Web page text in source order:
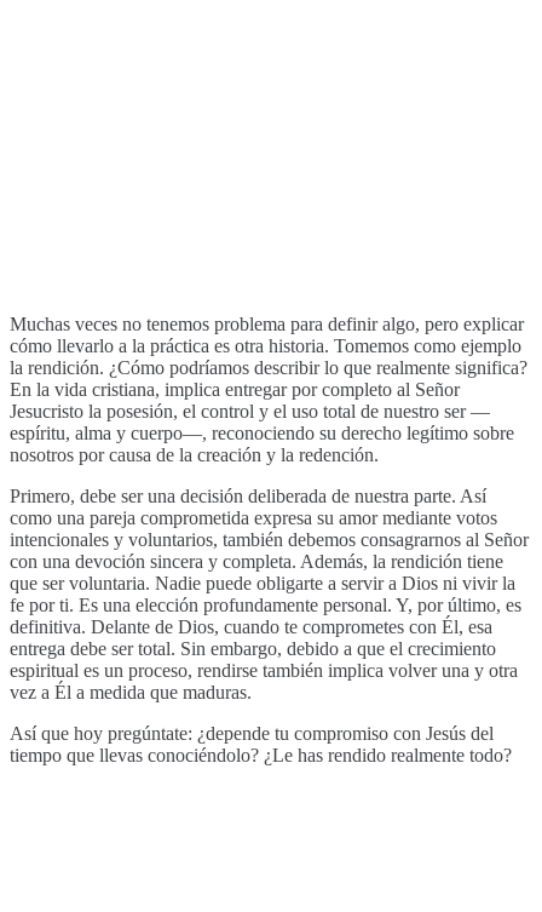
Muchas veces no tenemos problema para definir algo, pero explicar
cómo llevarlo a la práctica es otra historia. Tomemos como ejemplo
la rendición. ¿Cómo podríamos describir lo que realmente significa?
En la vida cristiana, implica entregar por completo al Señor
Jesucristo la posesión, el control y el uso total de nuestro ser —
espíritu, alma y cuerpo—, reconociendo su derecho legítimo sobre
nosotros por causa de la creación y la redención.
Primero, debe ser una decisión deliberada de nuestra parte. Así
como una pareja comprometida expresa su amor mediante votos
intencionales y voluntarios, también debemos consagrarnos al Señor
con una devoción sincera y completa. Además, la rendición tiene
que ser voluntaria. Nadie puede obligarte a servir a Dios ni vivir la
fe por ti. Es una elección profundamente personal. Y, por último, es
definitiva. Delante de Dios, cuando te comprometes con Él, esa
entrega debe ser total. Sin embargo, debido a que el crecimiento
espiritual es un proceso, rendirse también implica volver una y otra
vez a Él a medida que maduras.
Así que hoy pregúntate: ¿depende tu compromiso con Jesús del
tiempo que llevas conociéndolo? ¿Le has rendido realmente todo?